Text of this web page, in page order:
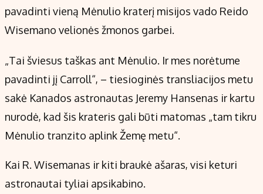
pavadinti vieną Mėnulio kraterį misijos vado Reido
Wisemano velionės žmonos garbei.
„Tai šviesus taškas ant Mėnulio. Ir mes norėtume
pavadinti jį Carroll“, – tiesioginės transliacijos metu
sakė Kanados astronautas Jeremy Hansenas ir kartu
nurodė, kad šis krateris gali būti matomas „tam tikru
Mėnulio tranzito aplink Žemę metu“.
Kai R. Wisemanas ir kiti braukė ašaras, visi keturi
astronautai tyliai apsikabino.